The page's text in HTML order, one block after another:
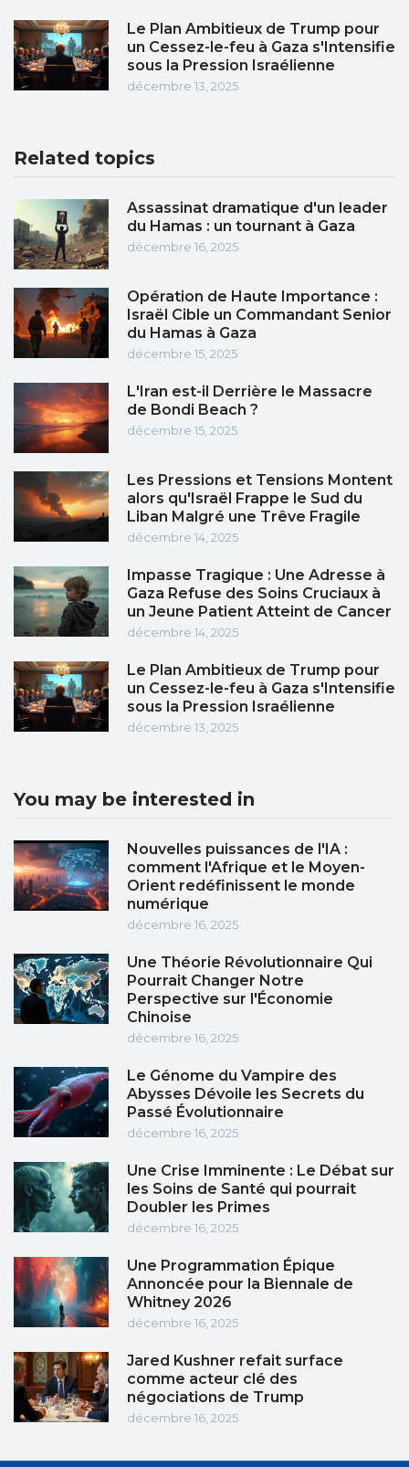
Le Plan Ambitieux de Trump pour
un Cessez-le-feu à Gaza s'Intensifie
sous la Pression Israélienne
décembre 13, 2025
Related topics
Assassinat dramatique d'un leader
du Hamas : un tournant à Gaza
décembre 16, 2025
Opération de Haute Importance :
Israël Cible un Commandant Senior
du Hamas à Gaza
décembre 15, 2025
L'Iran est-il Derrière le Massacre
de Bondi Beach ?
décembre 15, 2025
Les Pressions et Tensions Montent
alors qu'Israël Frappe le Sud du
Liban Malgré une Trêve Fragile
décembre 14, 2025
Impasse Tragique : Une Adresse à
Gaza Refuse des Soins Cruciaux à
un Jeune Patient Atteint de Cancer
décembre 14, 2025
Le Plan Ambitieux de Trump pour
un Cessez-le-feu à Gaza s'Intensifie
sous la Pression Israélienne
décembre 13, 2025
You may be interested in
Nouvelles puissances de l'IA :
comment l'Afrique et le Moyen-
Orient redéfinissent le monde
numérique
décembre 16, 2025
Une Théorie Révolutionnaire Qui
Pourrait Changer Notre
Perspective sur l'Économie
Chinoise
décembre 16, 2025
Le Génome du Vampire des
Abysses Dévoile les Secrets du
Passé Évolutionnaire
décembre 16, 2025
Une Crise Imminente : Le Débat sur
les Soins de Santé qui pourrait
Doubler les Primes
décembre 16, 2025
Une Programmation Épique
Annoncée pour la Biennale de
Whitney 2026
décembre 16, 2025
Jared Kushner refait surface
comme acteur clé des
négociations de Trump
décembre 16, 2025